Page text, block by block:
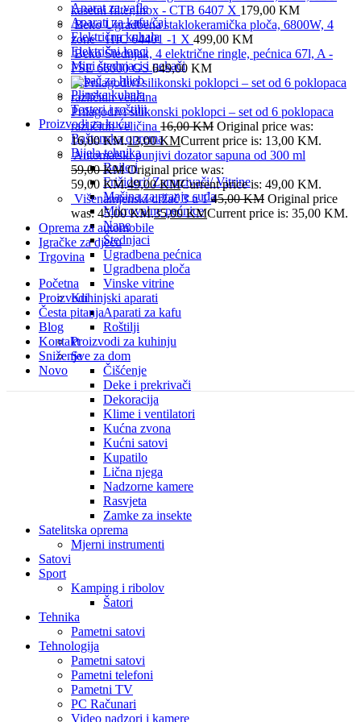
Aparat za vafle
Aparati za kafu/čaj
Električna kuhala
Električni lonci
Mini štednjaci i pekači
Pekač za hljeb
Plinska kuhala
Tosteri i roštilji
Proizvodi za kuću
Baštenska oprema
Bijela tehnika
Bojleri
Frižideri/ Zamrzivači/ Vitrine
Mašina za pranje suđa
Mikrovalne pećnice
Nape
Štednjaci
Ugradbena pećnica
Ugradbena ploča
Vinske vitrine
Kuhinjski aparati
Aparati za kafu
Roštilji
Proizvodi za kuhinju
Sve za dom
Čišćenje
Deke i prekrivači
Dekoracija
Klime i ventilatori
Kućna zvona
Kućni satovi
Kupatilo
Lična njega
Nadzorne kamere
Rasvjeta
Zamke za insekte
Satelitska oprema
Mjerni instrumenti
Satovi
Sport
Kamping i ribolov
Šatori
Tehnika
Pametni satovi
Tehnologija
Pametni satovi
Pametni telefoni
Pametni TV
PC Računari
Video nadzori i kamere
kasetni filter,Inox - CTB 6407 X 179,00 KM
Beko Ugradbena staklokeramička ploča, 6800W, 4
zone - HIC 64401 -1 X 499,00 KM
Beko Štednjak, 4 električne ringle, pećnica 67l, A -
FSE 66000 GS649,00 KM
Prilagodivi silikonski poklopci – set od 6 poklopaca
različitih veličina 16,00KM Original price was:
16,00 KM.13,00KMCurrent price is: 13,00 KM.
Automatski punjivi dozator sapuna od 300 ml
59,00KM Original price was:
59,00 KM.49,00KMCurrent price is: 49,00 KM.
Višenamjenski držač 3 u 145,00KM Original price
was: 45,00 KM.35,00KMCurrent price is: 35,00 KM.
Oprema za automobile
Igračke za djecu
Trgovina
Početna
Proizvodi
Česta pitanja
Blog
Kontakt
Sniženje
Novo